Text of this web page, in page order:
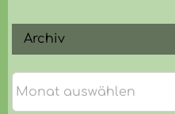
Archiv
Archiv